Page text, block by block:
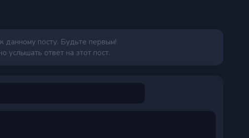
данному посту. Будьте первым!
услышать ответ на этот пост.